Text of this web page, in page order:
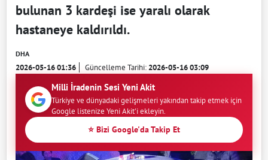
bulunan 3 kardeşi ise yaralı olarak
hastaneye kaldırıldı.
DHA
2026-05-16 01:36 Güncelleme Tarihi:2026-05-16 03:09
Milli İradenin Sesi Yeni Akit
Türkiye ve dünyadaki gelişmeleri yakından takip etmek için
Google listenize Yeni Akit'i ekleyin.
⭐ Bizi Google'da Takip Et